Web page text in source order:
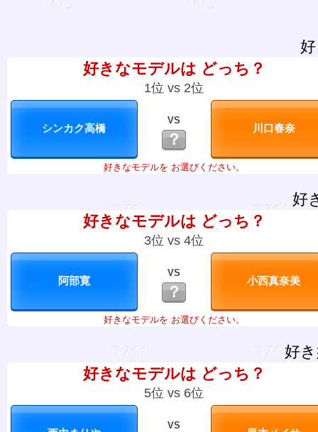
好きなモデルは どっち？
1位 vs 2位
VS
？
好きなモデルを お選びください。
好
好きなモデルは どっち？
3位 vs 4位
VS
？
好きなモデルを お選びください。
好
好きなモデルは どっち？
5位 vs 6位
VS